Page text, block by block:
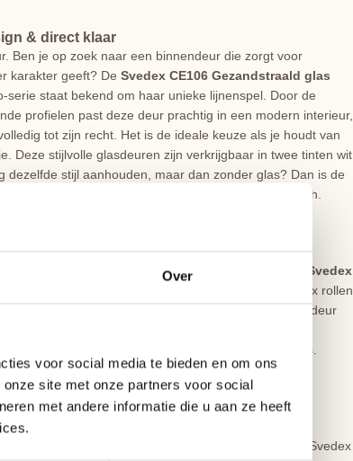
Over
voor social media te bieden en om ons
site met onze partners voor social
met andere informatie die u aan ze heeft
& direct klaar
Ben je op zoek naar een binnendeur die zorgt voor
karakter geeft? De Svedex CE106 Gezandstraald glas
serie staat bekend om haar unieke lijnenspel. Door de
profielen past deze deur prachtig in een modern interieur,
tot zijn recht. Het is de ideale keuze als je houdt van
Deze stijlvolle glasdeuren zijn verkrijgbaar in twee tinten wit
dezelfde stijl aanhouden, maar dan zonder glas? Dan is de
binnendeur, de perfecte match.
huis met Svedex Cameo
als je kunt kiezen voor maatwerk uit eigen land? De
Svedex
en een mooi uiterlijk perfect samenwerken. Bij Svedex rollen
jouw bestelling is het uitgangspunt. Elke Svedex deur
precies past bij de eisen van jouw droomhuis.
Svedex Cameo-serie.
een stootje kan
nog steeds als nieuw uitzien. Daarom worden alle Svedex